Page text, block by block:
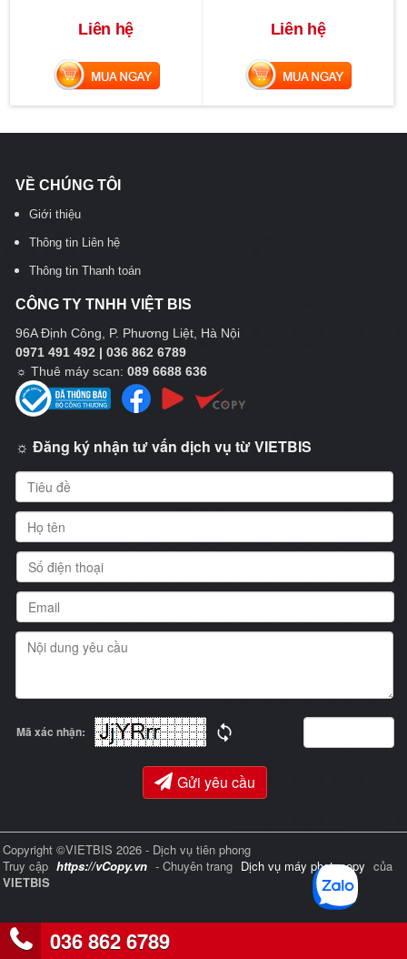
036 862 6789
Liên hệ
MUA NGAY
Liên hệ
MUA NGAY
VỀ CHÚNG TÔI
Giới thiệu
Thông tin Liên hệ
Thông tin Thanh toán
CÔNG TY TNHH VIỆT BIS
96A Định Công, P. Phương Liệt, Hà Nội
0971 491 492 | 036 862 6789
☼ Thuê máy scan: 089 6688 636
☼ Đăng ký nhận tư vấn dịch vụ từ VIETBIS
Mã xác nhận:
Gửi yêu cầu
Copyright ©VIETBIS 2026 - Dịch vụ tiên phong
Truy cập https://vCopy.vn - Chuyên trang Dịch vụ máy photocopy của
VIETBIS